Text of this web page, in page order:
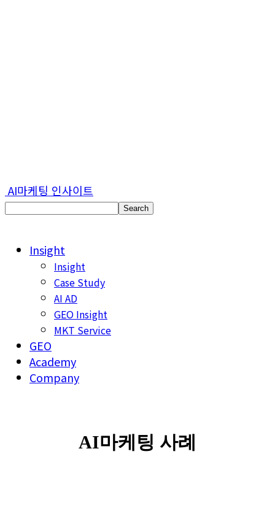
AI마케팅 인사이트
Insight
Insight
Case Study
AI AD
GEO Insight
MKT Service
GEO
Academy
Company
AI마케팅 사례